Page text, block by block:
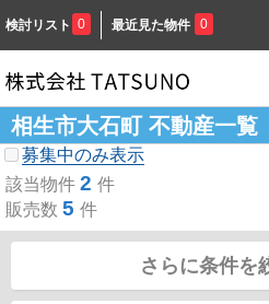
検討リスト 0 最近見た物件 0
相生市大石町 不動産一覧
募集中のみ表示
該当物件 2 件
販売数 5 件
さらに条件を